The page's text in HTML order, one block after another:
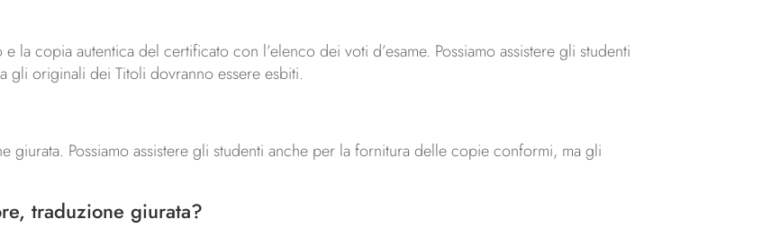
la copia autentica del certificato con l’elenco dei voti d’esame. Possiamo assistere gli studenti
originali dei Titoli dovranno essere esbiti.
giurata. Possiamo assistere gli studenti anche per la fornitura delle copie conformi, ma gli
traduzione giurata?